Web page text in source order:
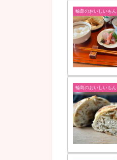
輪島のおいしいもん
輪島のおいしいもん